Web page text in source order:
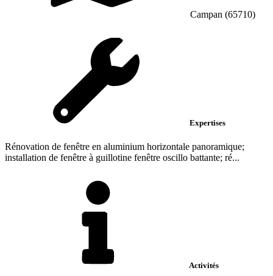
Campan (65710)
Expertises
Rénovation de fenêtre en aluminium horizontale panoramique;
installation de fenêtre à guillotine fenêtre oscillo battante; ré...
Activités